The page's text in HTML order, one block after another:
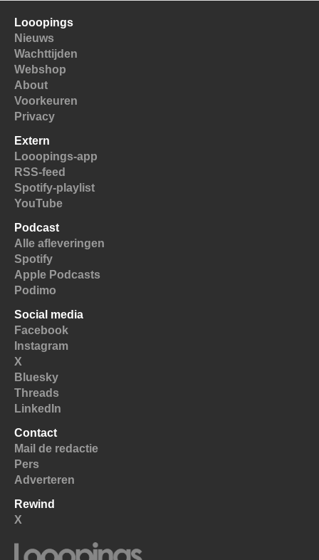
Looopings
Nieuws
Wachttijden
Webshop
About
Voorkeuren
Privacy
Extern
Looopings-app
RSS-feed
Spotify-playlist
YouTube
Podcast
Alle afleveringen
Spotify
Apple Podcasts
Podimo
Social media
Facebook
Instagram
X
Bluesky
Threads
LinkedIn
Contact
Mail de redactie
Pers
Adverteren
Rewind
X